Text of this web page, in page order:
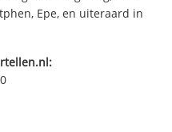
Epe, en uiteraard in